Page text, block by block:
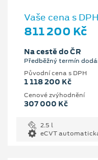
Vaše cena s DPH
811 200 Kč
Na cestě do ČR
Předběžný termín
Původní cena s DPH
1 118 200 Kč
Cenové zvýhodnění
307 000 Kč
2.5 l
eCVT